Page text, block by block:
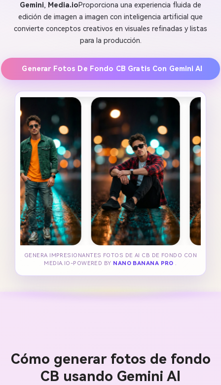
Gemini, Media.ioProporciona una experiencia fluida de
edición de imagen a imagen con inteligencia artificial que
convierte conceptos creativos en visuales refinadas y listas
para la producción.
Generar Fotos De Fondo CB Gratis Con Gemini AI
GENERA IMPRESIONANTES FOTOS DE AI CB DE FONDO CON
MEDIA.IO-POWERED BY NANO BANANA PRO .
Cómo generar fotos de fondo
CB usando Gemini AI